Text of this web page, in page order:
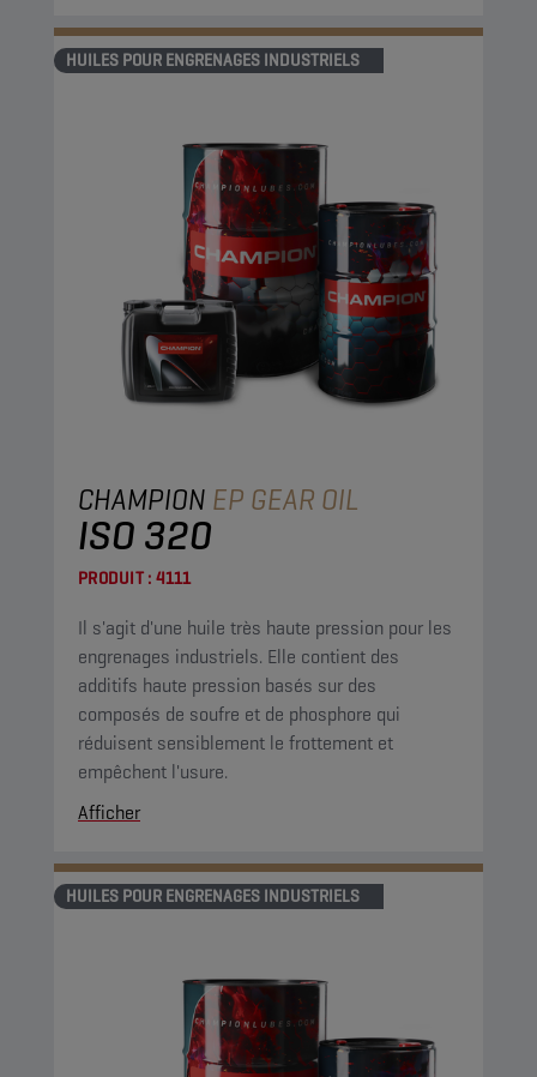
HUILES POUR ENGRENAGES INDUSTRIELS
CHAMPION EP GEAR OIL
ISO 320
PRODUIT : 4111
Il s'agit d'une huile très haute pression pour les
engrenages industriels. Elle contient des
additifs haute pression basés sur des
composés de soufre et de phosphore qui
réduisent sensiblement le frottement et
empêchent l'usure.
Afficher
HUILES POUR ENGRENAGES INDUSTRIELS